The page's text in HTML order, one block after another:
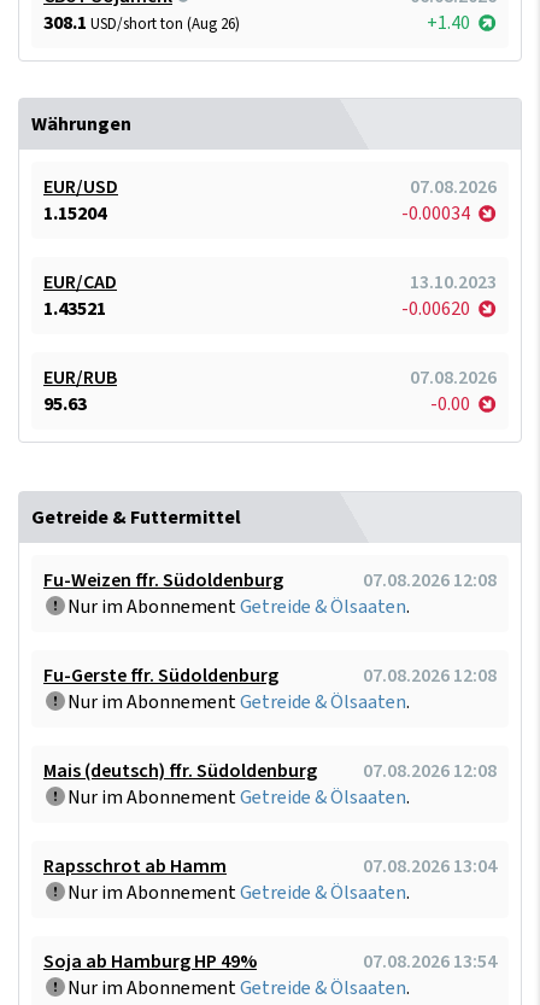
308.1 USD/short ton (Aug 26) +1.40
Währungen
EUR/USD
07.08.2026
1.15204
-0.00034
EUR/CAD
13.10.2023
1.43521
-0.00620
EUR/RUB
07.08.2026
95.63
-0.00
Getreide & Futtermittel
Fu-Weizen ffr. Südoldenburg
07.08.2026 12:08
Nur im AbonnementGetreide & Ölsaaten.
Fu-Gerste ffr. Südoldenburg
07.08.2026 12:08
Nur im AbonnementGetreide & Ölsaaten.
Mais (deutsch) ffr. Südoldenburg
07.08.2026 12:08
Nur im AbonnementGetreide & Ölsaaten.
Rapsschrot ab Hamm
07.08.2026 13:04
Nur im AbonnementGetreide & Ölsaaten.
Soja ab Hamburg HP 49%
07.08.2026 13:54
Nur im AbonnementGetreide & Ölsaaten.